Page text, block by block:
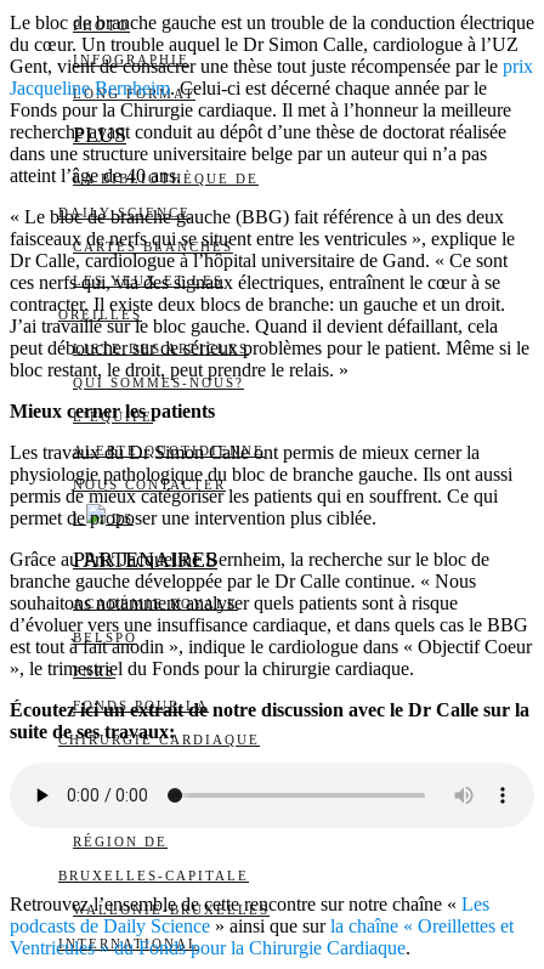
PHOTO
INFOGRAPHIE
LONG FORMAT
PLUS
LA BIBLIOTHÈQUE DE
DAILY SCIENCE
CARTES BLANCHES
LES YEUX ET LES
OREILLES
LISTE DES ARTICLES
QUI SOMMES-NOUS?
L’ÉQUIPE
ALERTE QUOTIDIENNE
NOUS CONTACTER
I DS
PARTENAIRES
ACADÉMIE ROYALE
BELSPO
FNRS
FONDS POUR LA
CHIRURGIE CARDIAQUE
FOURNIER-MAJOIE
RÉGION DE
BRUXELLES-CAPITALE
WALLONIE-BRUXELLES
INTERNATIONAL
Le bloc de branche gauche est un trouble de la conduction électrique
du cœur. Un trouble auquel le Dr Simon Calle, cardiologue à l’UZ
Gent, vient de consacrer une thèse tout juste récompensée par le prix
Jacqueline Bernheim. Celui-ci est décerné chaque année par le
Fonds pour la Chirurgie cardiaque. Il met à l’honneur la meilleure
recherche ayant conduit au dépôt d’une thèse de doctorat réalisée
dans une structure universitaire belge par un auteur qui n’a pas
atteint l’âge de 40 ans.
« Le bloc de branche gauche (BBG) fait référence à un des deux
faisceaux de nerfs qui se situent entre les ventricules », explique le
Dr Calle, cardiologue à l’hôpital universitaire de Gand. « Ce sont
ces nerfs qui, via des signaux électriques, entraînent le cœur à se
contracter. Il existe deux blocs de branche: un gauche et un droit.
J’ai travaillé sur le bloc gauche. Quand il devient défaillant, cela
peut déboucher sur de sérieux problèmes pour le patient. Même si le
bloc restant, le droit, peut prendre le relais. »
Mieux cerner les patients
Les travaux du Dr Simon Calle ont permis de mieux cerner la
physiologie pathologique du bloc de branche gauche. Ils ont aussi
permis de mieux catégoriser les patients qui en souffrent. Ce qui
permet de proposer une intervention plus ciblée.
Grâce au Prix Jacqueline Bernheim, la recherche sur le bloc de
branche gauche développée par le Dr Calle continue. « Nous
souhaitons notamment analyser quels patients sont à risque
d’évoluer vers une insuffisance cardiaque, et dans quels cas le BBG
est tout à fait anodin », indique le cardiologue dans « Objectif Coeur
», le trimestriel du Fonds pour la chirurgie cardiaque.
Écoutez ici un extrait de notre discussion avec le Dr Calle sur la
suite de ses travaux:
Retrouvez l’ensemble de cette rencontre sur notre chaîne « Les
podcasts de Daily Science » ainsi que surla chaîne « Oreillettes et
Ventricules » du Fonds pour la Chirurgie Cardiaque.